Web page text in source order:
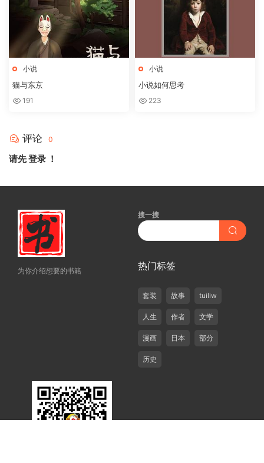
小说
猫与东京
191
小说
小说如何思考
223
评论 0
请先登录 ！
为你介绍想要的书籍
搜一搜
热门标签
套装 故事 tuiliw
人生 作者 文学
漫画 日本 部分
历史